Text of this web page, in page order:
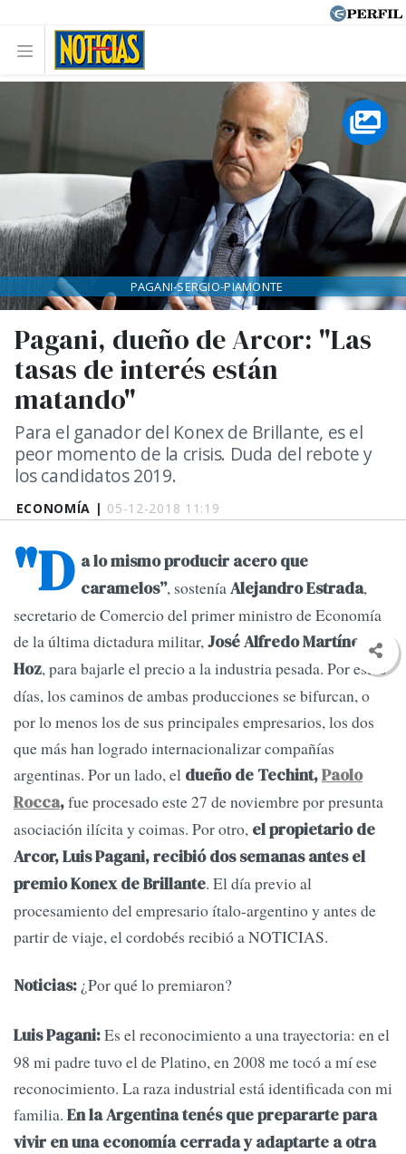
ECONOMÍA | 05-12-2018 11:19
Pagani, dueño de Arcor: "Las
tasas de interés están
matando"
Para el ganador del Konex de Brillante, es el
peor momento de la crisis. Duda del rebote y
los candidatos 2019.
PAGANI-SERGIO-PIAMONTE
"D a lo mismo producir acero que
caramelos”, sosteníaAlejandro Estrada,
secretario de Comercio del primer ministro de Economía
de la última dictadura militar,José Alfredo Martínez de
Hoz, para bajarle el precio a la industria pesada. Por estos
días, los caminos de ambas producciones se bifurcan, o
por lo menos los de sus principales empresarios, los dos
que más han logrado internacionalizar compañías
argentinas. Por un lado, el dueño de Techint,Paolo
Rocca,fue procesado este 27 de noviembre por presunta
asociación ilícita y coimas. Por otro, el propietario de
Arcor, Luis Pagani, recibió dos semanas antes el
premio Konex de Brillante. El día previo al
procesamiento del empresario ítalo-argentino y antes de
partir de viaje, el cordobés recibió a NOTICIAS.
Noticias: ¿Por qué lo premiaron?
Luis Pagani:Es el reconocimiento a una trayectoria: en el
98 mi padre tuvo el de Platino, en 2008 me tocó a mí ese
reconocimiento. La raza industrial está identificada con mi
familia. En la Argentina tenés que prepararte para
vivir en una economía cerrada y adaptarte a otra